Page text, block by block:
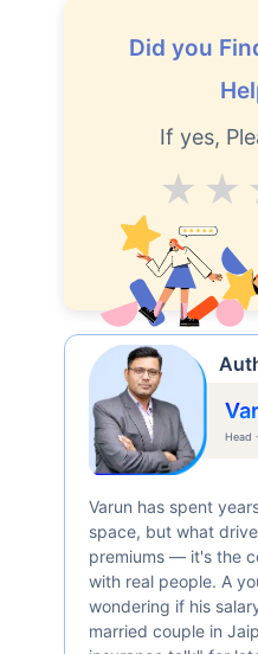
Did you
If yes,
Head
Varun has spent
space, but what
premiums — it's the
with real people. A
wondering if his
married couple in